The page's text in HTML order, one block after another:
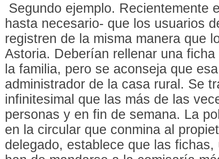
Segundo ejemplo. Recientemente
hasta necesario- que los usuarios
registren de la misma manera que
Astoria. Deberían rellenar una
la familia, pero se aconseja que
administrador de la casa rural. Se
infinitesimal que las más de las
personas y en fin de semana. La
en la circular que conmina al
delegado, establece que las